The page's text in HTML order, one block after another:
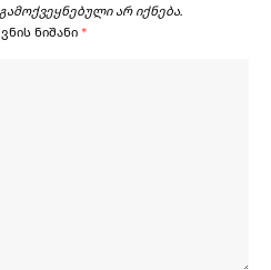
არ იქნება.
ნიშანი *